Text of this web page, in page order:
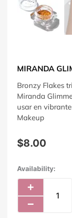
MIRANDA
Bronzy Flakes
Miranda
usar en
Makeup
$8.00
Availability:Miranda
quantity